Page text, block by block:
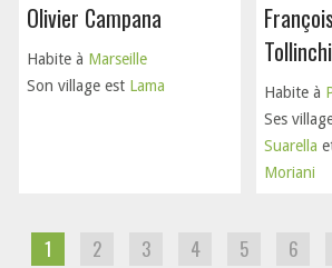
Olivier Campana
Habite à Marseille
Son village est Lama
Tollinchi
Habite à
Ses
Suarella
Moriani
1 2 3 4 5 6